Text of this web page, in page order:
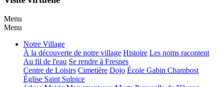
Menu
Menu
Notre Village
À la découverte de notre village Histoire Les noms racontent
Au fil de l'eau Se rendre à Fresnes
Centre de Loisirs Cimetière Dojo École Gabin Chambost
Église Saint Sulpice